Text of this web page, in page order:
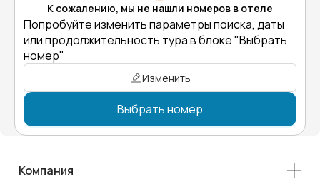
К сожалению, мы не нашли номеров в отеле
Попробуйте изменить параметры поиска, даты
или продолжительность тура в блоке "Выбрать
номер"
Изменить
Выбрать номер
Компания